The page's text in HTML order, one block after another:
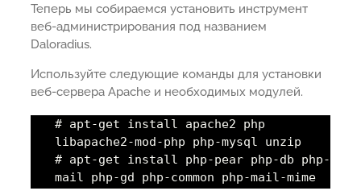
Теперь мы собираемся установить инструмент
веб-администрирования под названием
Daloradius.
Используйте следующие команды для установки
веб-сервера Apache и необходимых модулей.
# apt-get install apache2 php
libapache2-mod-php php-mysql unzip
# apt-get install php-pear php-db php-
mail php-gd php-common php-mail-mime